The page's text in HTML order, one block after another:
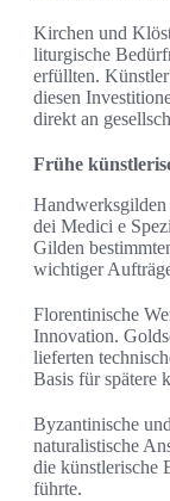
Kirchen und
liturgische
erfüllten.
diesen
direkt an
Frühe
dei Medici e
Gilden
wichtiger
Florentinische
Innovation.
lieferten
Basis für spätere
Byzantinische
naturalistische
die künstlerische
führte.